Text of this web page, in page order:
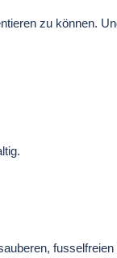
zu können.
fusselfreien